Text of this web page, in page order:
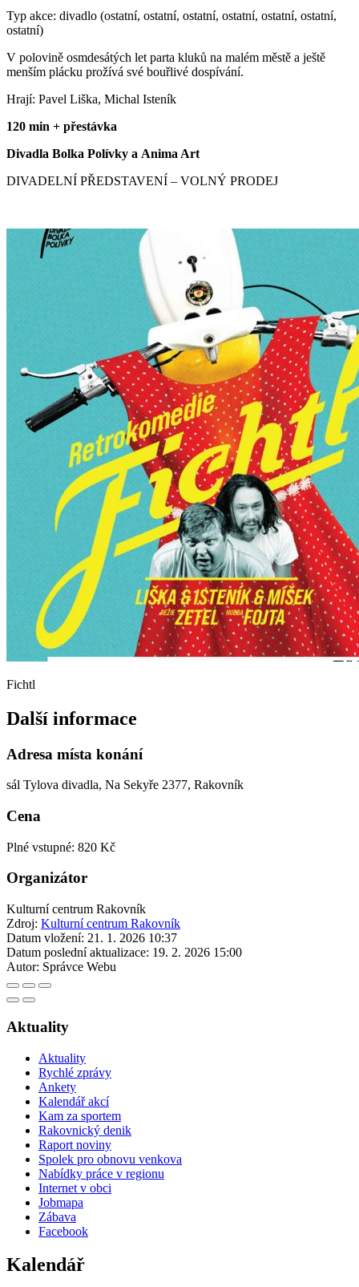
Typ akce: divadlo (ostatní, ostatní, ostatní, ostatní, ostatní, ostatní,
ostatní)
V polovině osmdesátých let parta kluků na malém městě a ještě
menším plácku prožívá své bouřlivé dospívání.
Hrají: Pavel Liška, Michal Isteník
120 min + přestávka
Divadla Bolka Polívky a Anima Art
DIVADELNÍ PŘEDSTAVENÍ – VOLNÝ PRODEJ
Fichtl
Další informace
Adresa místa konání
sál Tylova divadla, Na Sekyře 2377, Rakovník
Cena
Plné vstupné: 820 Kč
Organizátor
Kulturní centrum Rakovník
Zdroj: Kulturní centrum Rakovník
Datum vložení: 21. 1. 2026 10:37
Datum poslední aktualizace: 19. 2. 2026 15:00
Autor: Správce Webu
Aktuality
Aktuality
Rychlé zprávy
Ankety
Kalendář akcí
Kam za sportem
Rakovnický denik
Raport noviny
Spolek pro obnovu venkova
Nabídky práce v regionu
Internet v obci
Jobmapa
Zábava
Facebook
Kalendář